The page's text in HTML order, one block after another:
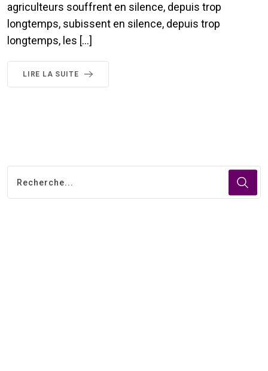
agriculteurs souffrent en silence, depuis trop
longtemps, subissent en silence, depuis trop
longtemps, les […]
LIRE LA SUITE